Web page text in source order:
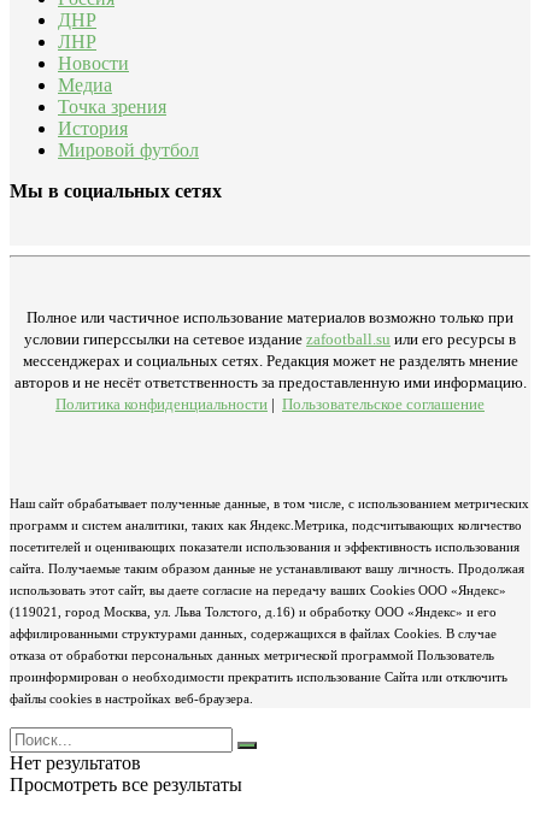
ДНР
ЛНР
Новости
Медиа
Точка зрения
История
Мировой футбол
Мы в социальных сетях
Полное или частичное использование материалов возможно только при
условии гиперссылки на сетевое издание zafootball.su или его ресурсы в
мессенджерах и социальных сетях. Редакция может не разделять мнение
авторов и не несёт ответственность за предоставленную ими информацию.
Политика конфиденциальности | Пользовательское соглашение
Наш сайт обрабатывает полученные данные, в том числе, с использованием метрических
программ и систем аналитики, таких как Яндекс.Метрика, подсчитывающих количество
посетителей и оценивающих показатели использования и эффективность использования
сайта. Получаемые таким образом данные не устанавливают вашу личность. Продолжая
использовать этот сайт, вы даете согласие на передачу ваших Cookies ООО «Яндекс»
(119021, город Москва, ул. Льва Толстого, д.16) и обработку ООО «Яндекс» и его
аффилированными структурами данных, содержащихся в файлах Cookies. В случае
отказа от обработки персональных данных метрической программой Пользователь
проинформирован о необходимости прекратить использование Сайта или отключить
файлы cookies в настройках веб-браузера.
Нет результатов
Просмотреть все результаты